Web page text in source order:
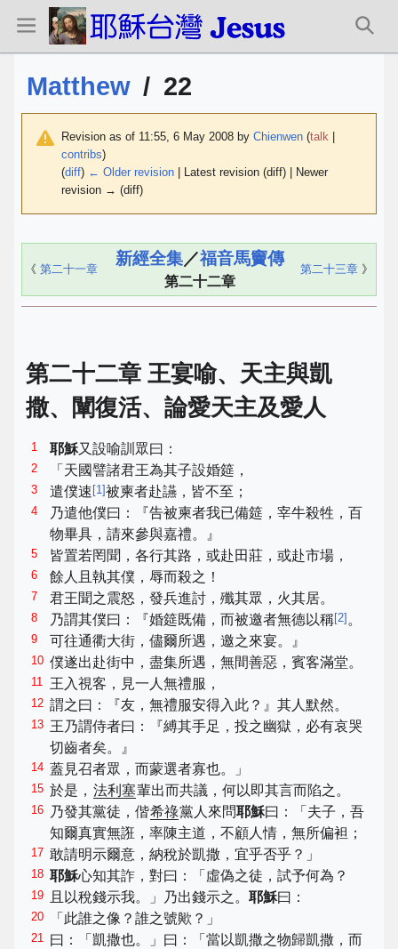
Matthew / 22
Revision as of 11:55, 6 May 2008 by Chienwen (talk
contribs)
(diff) ← Older revision | Latest revision (diff) | Newer
revision → (diff)
《 第二十一章
新經全集／福音馬竇傳
第二十二章
第二十三章 》
第二十二章 王宴喻、天主與凱
撒、闡復活、論愛天主及愛人
1 耶穌又設喻訓眾曰：
2 「天國譬諸君王為其子設婚筵，
3 遣僕速 [1]被柬者赴讌，皆不至；
4
乃遣他僕曰：『告被柬者我已備筵，宰牛殺牲，百
物畢具，請來參與嘉禮。』
5 皆置若罔聞，各行其路，或赴田莊，或赴市場，
6 餘人且執其僕，辱而殺之！
7 君王聞之震怒，發兵進討，殲其眾，火其居。
8 乃謂其僕曰：『婚筵既備，而被邀者無德以稱[2] 。
9 可往通衢大街，儘爾所遇，邀之來宴。』
10 僕遂出赴街中，盡集所遇，無間善惡，賓客滿堂。
11 王入視客，見一人無禮服，
12 謂之曰：『友，無禮服安得入此？』其人默然。
13 王乃謂侍者曰：『縛其手足，投之幽獄，必有哀哭
切齒者矣。』
14 蓋見召者眾，而蒙選者寡也。」
15 於是， 法利塞輩出而共議，何以即其言而陷之。
16 乃發其黨徒，偕希祿黨人來問耶穌曰：「夫子，吾
知爾真實無誑，率陳主道，不顧人情，無所偏袒；
17 敢請明示爾意，納稅於凱撒，宜乎否乎？」
18 耶穌心知其詐，對曰：「虛偽之徒，試予何為？
19 且以稅錢示我。」乃出錢示之。耶穌曰：
20 「此誰之像？誰之號歟？」
21 曰：「凱撒也。」曰：「當以凱撒之物歸凱撒，而